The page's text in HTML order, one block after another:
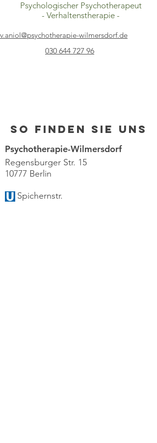
Psychologischer Psychotherapeut
- Verhaltenstherapie -
v.aniol@psychotherapie-wilmersdorf.de
030 644 727 96
So finden Sie uns
Psychotherapie-Wilmersdorf
Regensburger Str. 15
10777 Berlin
Spichernstr.